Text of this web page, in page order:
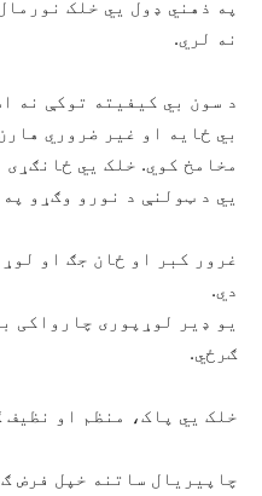
په ذهني ډول يي خلک
نه لري.
د سون بي کيفيته توکې نه
بي ځايه او غير ضروري
مخامخ کوي. خلک يي
يي د ټولنې د نورو وګړو
غرور کبر او ځان جګ او
دي.
يو ډير لوړپوری چارواکی
ګرځي.
خلک يي پاک، منظم او نظيف
چاپيريال ساتنه خپل فرض